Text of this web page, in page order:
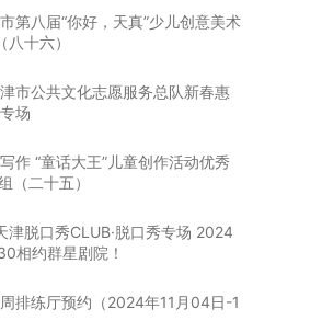
第八届“你好，天真”少儿创意美术
十六）
津市公共文化志愿服务总队新春惠
场
作 “童话大王”儿童创作活动优秀
（二十五）
津脱口秀CLUB·脱口秀专场 2024
相约群星剧院！
周排练厅预约（2024年11月04日-1